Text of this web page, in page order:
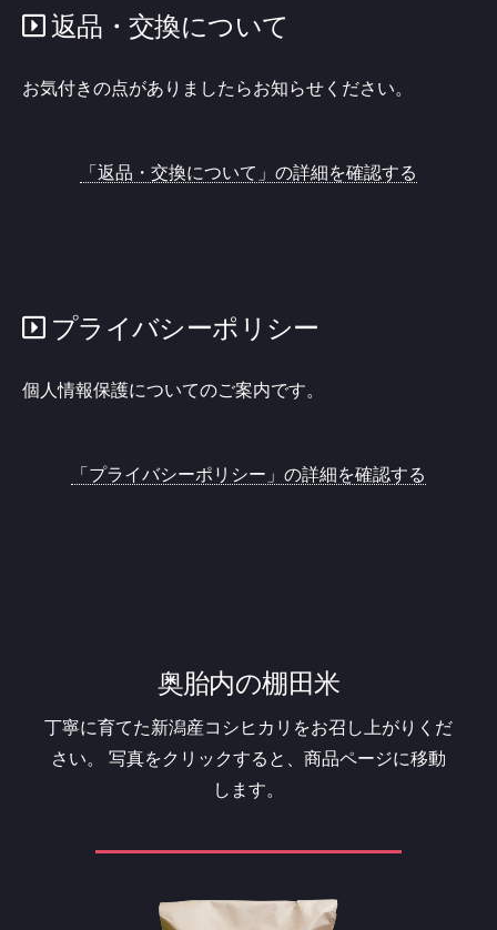
返品・交換について
お気付きの点がありましたらお知らせください。
「返品・交換について」の詳細を確認する
プライバシーポリシー
個人情報保護についてのご案内です。
「プライバシーポリシー」の詳細を確認する
奥胎内の棚田米
丁寧に育てた新潟産コシヒカリをお召し上がりくだ
さい。
写真をクリックすると、商品ページに移動
します。